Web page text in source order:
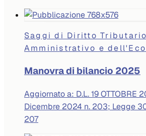
Saggi di Diritto
Amministrativo e
Manovra di bilancio 2025
Aggiornato a: D.L. 19 OTTOBRE
Dicembre 2024 n. 203; Legge
207